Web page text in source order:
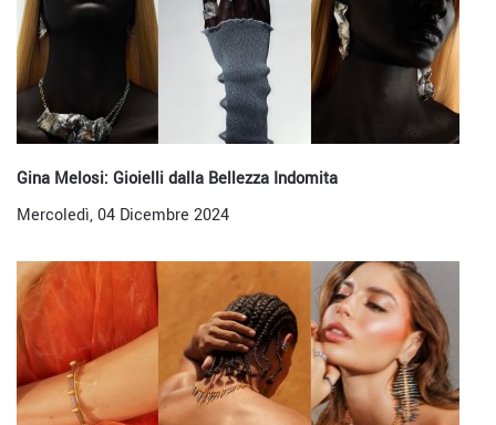
Gina Melosi: Gioielli dalla Bellezza Indomita
Mercoledì, 04 Dicembre 2024